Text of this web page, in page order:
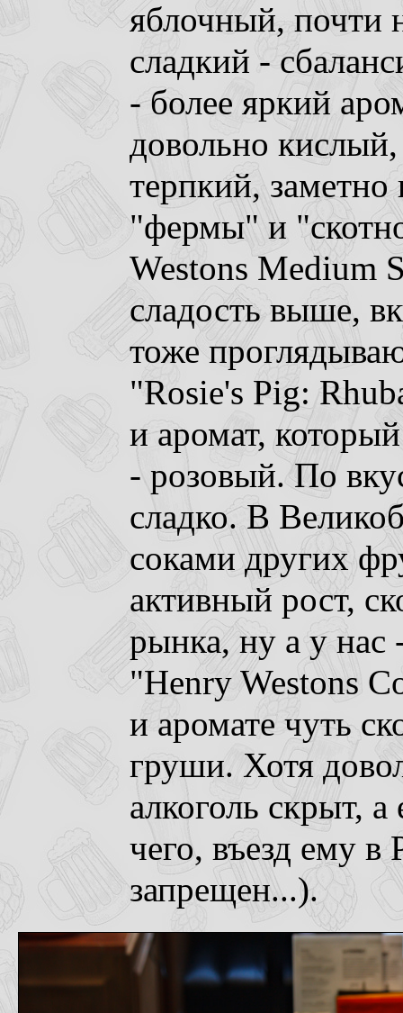
яблочный, почти
сладкий -
- более яркий
довольно
терпкий,
"фермы" и
Westons Medium
сладость выше,
тоже
"Rosie's Pig:
и аромат,
- розовый. По
сладко. В
соками других
активный рост,
рынка, ну а у нас
"Henry Westons
и аромате чуть
груши. Хотя
алкоголь скрыт,
чего, въезд ему в
запрещен...).